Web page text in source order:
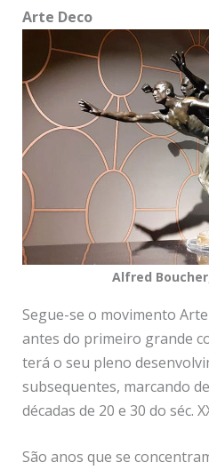
Arte Deco
Alfred Boucher
Segue-se o movimento
antes do primeiro grande
terá o seu pleno
subsequentes, marcando
décadas de 20 e 30 do séc.
São anos que se